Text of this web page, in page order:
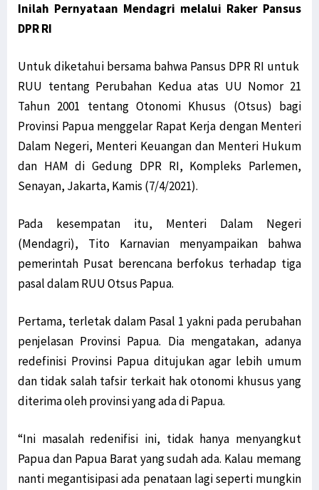
Inilah Pernyataan Mendagri melalui Raker Pansus
DPR RI
Untuk diketahui bersama bahwa Pansus DPR RI untuk
RUU tentang Perubahan Kedua atas UU Nomor 21
Tahun 2001 tentang Otonomi Khusus (Otsus) bagi
Provinsi Papua menggelar Rapat Kerja dengan Menteri
Dalam Negeri, Menteri Keuangan dan Menteri Hukum
dan HAM di Gedung DPR RI, Kompleks Parlemen,
Senayan, Jakarta, Kamis (7/4/2021).
Pada kesempatan itu, Menteri Dalam Negeri
(Mendagri), Tito Karnavian menyampaikan bahwa
pemerintah Pusat berencana berfokus terhadap tiga
pasal dalam RUU Otsus Papua.
Pertama, terletak dalam Pasal 1 yakni pada perubahan
penjelasan Provinsi Papua. Dia mengatakan, adanya
redefinisi Provinsi Papua ditujukan agar lebih umum
dan tidak salah tafsir terkait hak otonomi khusus yang
diterima oleh provinsi yang ada di Papua.
“Ini masalah redenifisi ini, tidak hanya menyangkut
Papua dan Papua Barat yang sudah ada. Kalau memang
nanti megantisipasi ada penataan lagi seperti mungkin